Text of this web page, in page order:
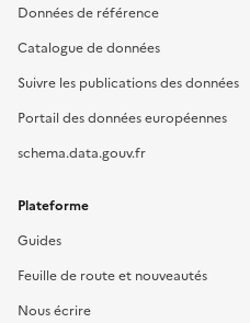
Données de référence
Catalogue de données
Suivre les publications des données
Portail des données européennes
schema.data.gouv.fr
Plateforme
Guides
Feuille de route et nouveautés
Nous écrire